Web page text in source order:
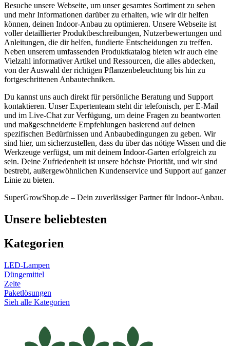
Besuche unsere Webseite, um unser gesamtes Sortiment zu sehen
und mehr Informationen darüber zu erhalten, wie wir dir helfen
können, deinen Indoor-Anbau zu optimieren. Unsere Webseite ist
voller detaillierter Produktbeschreibungen, Nutzerbewertungen und
Anleitungen, die dir helfen, fundierte Entscheidungen zu treffen.
Neben unserem umfassenden Produktkatalog bieten wir auch eine
Vielzahl informativer Artikel und Ressourcen, die alles abdecken,
von der Auswahl der richtigen Pflanzenbeleuchtung bis hin zu
fortgeschrittenen Anbautechniken.
Du kannst uns auch direkt für persönliche Beratung und Support
kontaktieren. Unser Expertenteam steht dir telefonisch, per E-Mail
und im Live-Chat zur Verfügung, um deine Fragen zu beantworten
und maßgeschneiderte Empfehlungen basierend auf deinen
spezifischen Bedürfnissen und Anbaubedingungen zu geben. Wir
sind hier, um sicherzustellen, dass du über das nötige Wissen und die
Werkzeuge verfügst, um mit deinem Indoor-Garten erfolgreich zu
sein. Deine Zufriedenheit ist unsere höchste Priorität, und wir sind
bestrebt, außergewöhnlichen Kundenservice und Support auf ganzer
Linie zu bieten.
SuperGrowShop.de – Dein zuverlässiger Partner für Indoor-Anbau.
Unsere beliebtesten
Kategorien
LED-Lampen
Düngemittel
Zelte
Paketlösungen
Sieh alle Kategorien